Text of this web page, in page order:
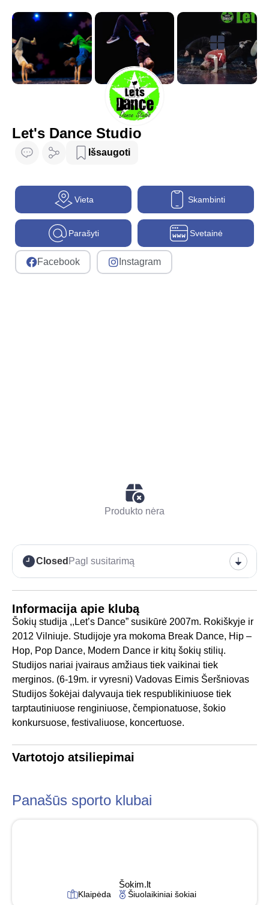
+7
Let's Dance Studio
Išsaugoti
Informacija apie klubą
Šokių studija ,,Let’s Dance” susikūrė 2007m. Rokiškyje ir
2012 Vilniuje. Studijoje yra mokoma Break Dance, Hip –
Hop, Pop Dance, Modern Dance ir kitų šokių stilių.
Studijos nariai įvairaus amžiaus tiek vaikinai tiek
merginos. (6-19m. ir vyresni) Vadovas Eimis Šeršniovas
Studijos šokėjai dalyvauja tiek respublikiniuose tiek
tarptautiniuose renginiuose, čempionatuose, šokio
konkursuose, festivaliuose, koncertuose.
Vartotojo atsiliepimai
Vieta Skambinti
Parašyti Svetainė
Facebook Instagram
Produkto nėra
Closed Pagl susitarimą
Panašūs sporto klubai
Šokim.lt
Klaipėda Šiuolaikiniai šokiai